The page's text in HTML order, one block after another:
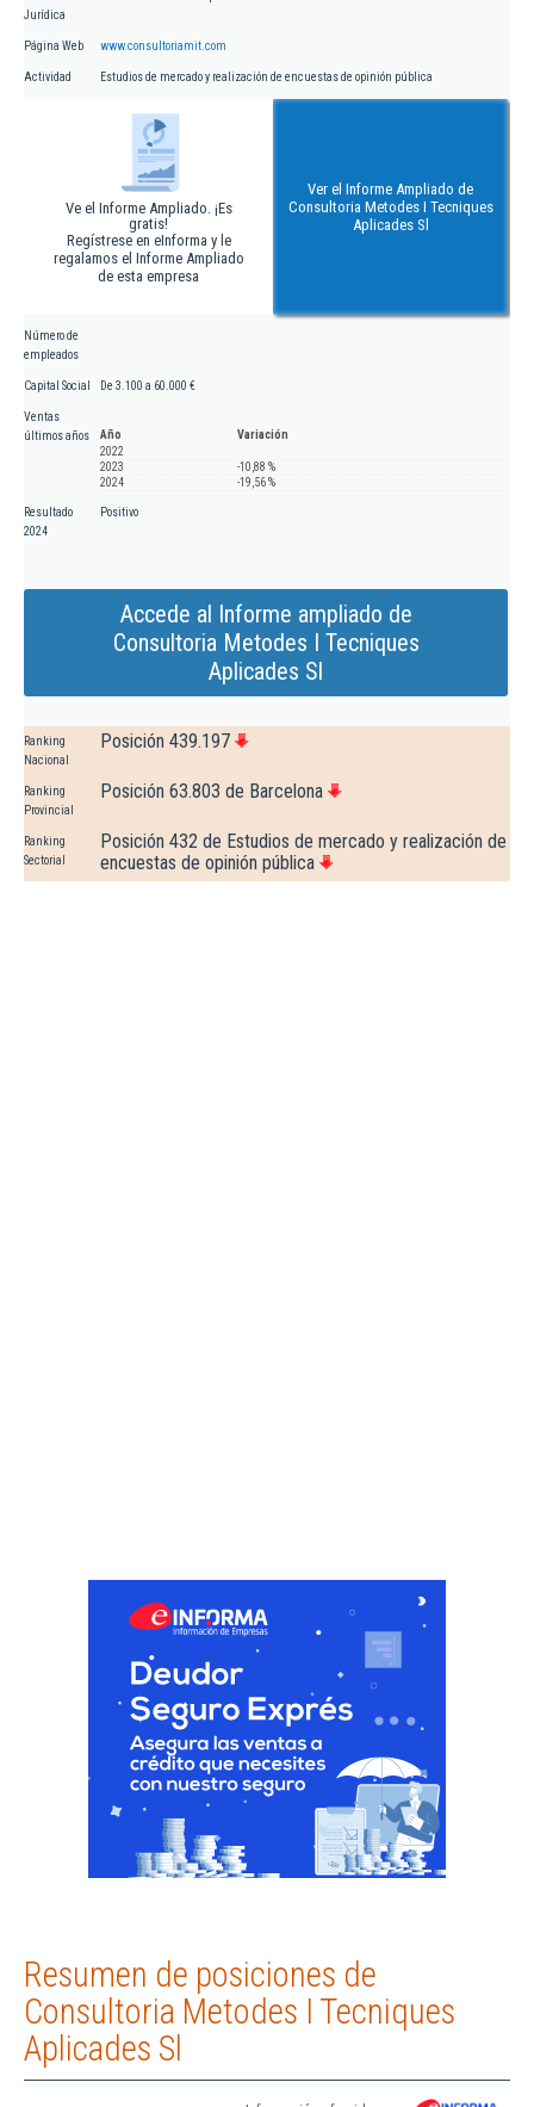
Jurídica
Página Web www.consultoriamit.com
Actividad Estudios de mercado y realización de encuestas de opinión pública
Ve el Informe Ampliado. ¡Es
gratis!
Regístrese en eInforma y le
regalamos el Informe Ampliado
de esta empresa
Ver el Informe Ampliado de
Consultoria Metodes I Tecniques
Aplicades Sl
Número de
empleados
Capital Social De 3.100 a 60.000 €
Ventas
últimos años
Año
Variación
2022
2023
-10,88 %
2024
-19,56 %
Resultado
2024
Positivo
Accede al Informe ampliado de
Consultoria Metodes I Tecniques
Aplicades Sl
Ranking
Nacional
Posición 439.197
Ranking
Provincial
Posición 63.803 de Barcelona
Ranking
Sectorial
Posición 432 de Estudios de mercado y realización de
encuestas de opinión pública
Resumen de posiciones de
Consultoria Metodes I Tecniques
Aplicades Sl